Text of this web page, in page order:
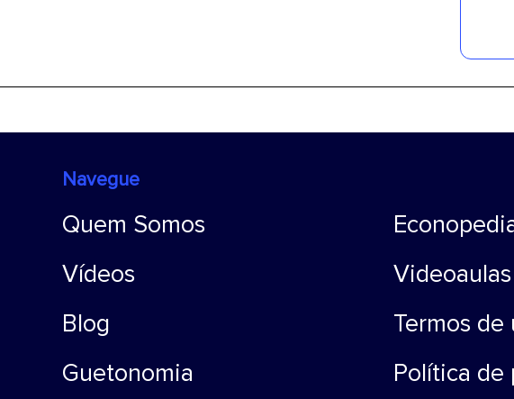
Navegue
Quem Somos
Vídeos
Blog
Guetonomia
Videoaulas
Termos de
Política de